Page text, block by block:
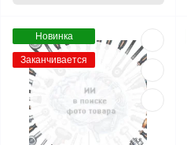
Новинка
Заканчивается